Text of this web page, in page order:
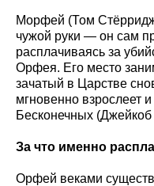
Морфей (Том
чужой руки — он сам
расплачиваясь за
Орфея. Его место
зачатый в Царстве
мгновенно взрослеет
Бесконечных
За что именно
Орфей веками